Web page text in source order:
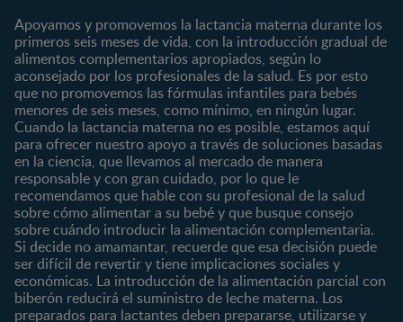
¿Quiénes somos?
Marcas y productos
Nuestros Productos
Nuestras Marcas
Embarazo
Posparto
0 a 4 meses
4 a 6 meses
6 a 8 meses
8 a 12 meses
12 a 24 meses
Desde 2 años
Preescolar
Escolar
Nutrición
Salud
Maternidad
Paternidad
Vida en familia
Marcas
CERELAC®
GERBER®
Productos
Cereales Infantiles
Compotas y galletas
Apoyamos y promovemos la lactancia materna durante los
primeros seis meses de vida, con la introducción gradual de
alimentos complementarios apropiados, según lo
aconsejado por los profesionales de la salud. Es por esto
que no promovemos las fórmulas infantiles para bebés
menores de seis meses, como mínimo, en ningún lugar.
Cuando la lactancia materna no es posible, estamos aquí
para ofrecer nuestro apoyo a través de soluciones basadas
en la ciencia, que llevamos al mercado de manera
responsable y con gran cuidado, por lo que le
recomendamos que hable con su profesional de la salud
sobre cómo alimentar a su bebé y que busque consejo
sobre cuándo introducir la alimentación complementaria.
Si decide no amamantar, recuerde que esa decisión puede
ser difícil de revertir y tiene implicaciones sociales y
económicas. La introducción de la alimentación parcial con
biberón reducirá el suministro de leche materna. Los
preparados para lactantes deben prepararse, utilizarse y